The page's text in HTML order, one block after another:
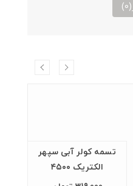
(0)
تسمه کولر آبی سپهر
الکتریک ۴۵۰۰